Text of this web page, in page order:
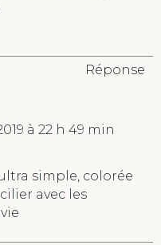
Réponse
à 22 h 49 min
simple, colorée
avec les